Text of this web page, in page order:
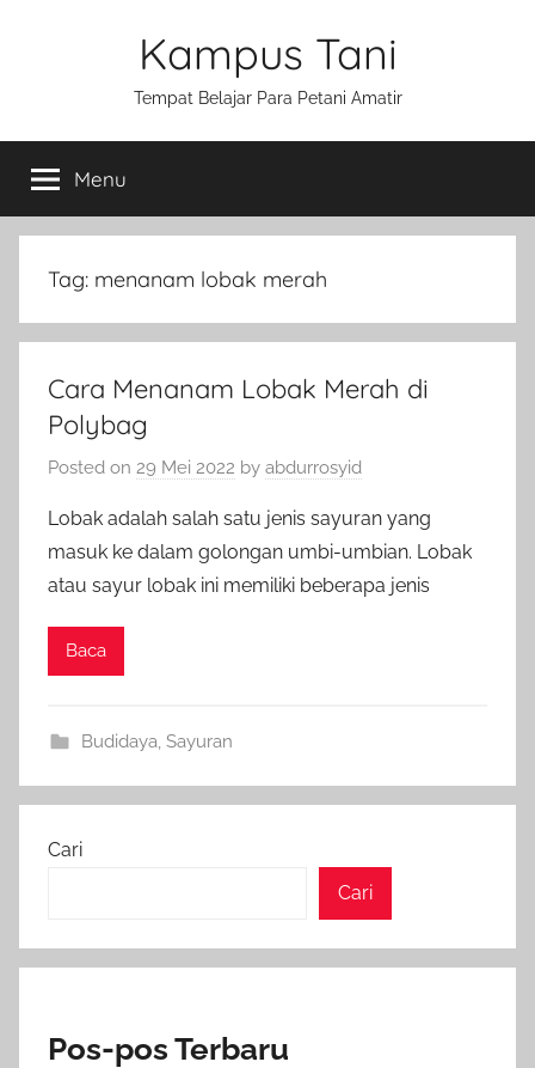
Kampus Tani
Tempat Belajar Para Petani Amatir
Menu
Tag: menanam lobak merah
Cara Menanam Lobak Merah di
Polybag
Posted on 29 Mei 2022 by abdurrosyid
Lobak adalah salah satu jenis sayuran yang
masuk ke dalam golongan umbi-umbian. Lobak
atau sayur lobak ini memiliki beberapa jenis
Baca
Budidaya Sayuran
Cari
Cari
Pos-pos Terbaru